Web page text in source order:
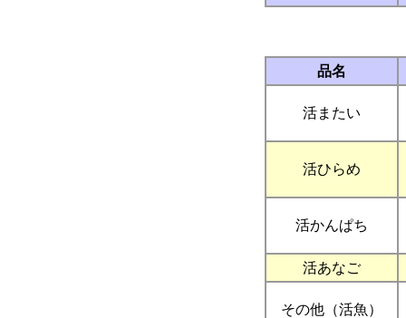
品名
活またい
活ひらめ
活かんぱち
活あなご
その他（活魚）